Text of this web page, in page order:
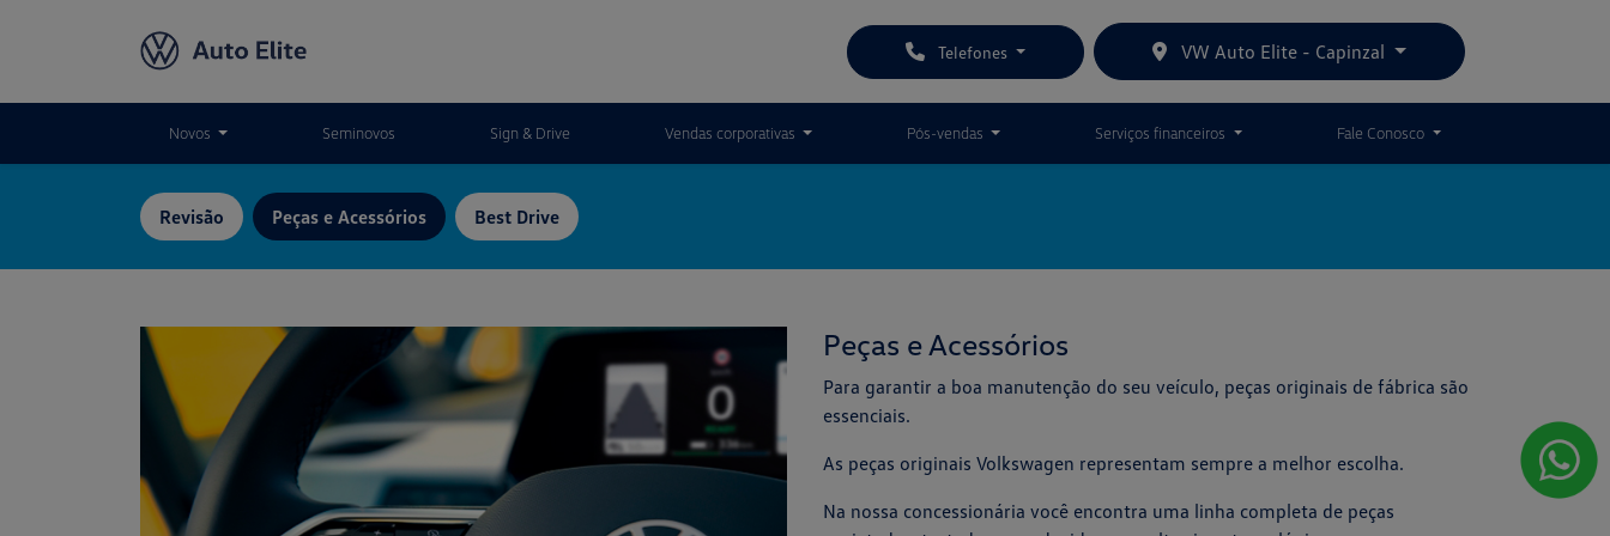
Telefones VW Auto Elite - Capinzal
Novos Seminovos Sign & Drive Vendas corporativas Pós-vendas Serviços financeiros Fale Conosco
Revisão Peças e Acessórios Best Drive
Peças e Acessórios
Para garantir a boa manutenção do seu veículo, peças originais de fábrica são
essenciais.
As peças originais Volkswagen representam sempre a melhor escolha.
Na nossa concessionária você encontra uma linha completa de peças